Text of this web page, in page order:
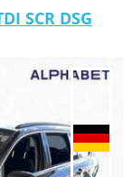
SCR DSG